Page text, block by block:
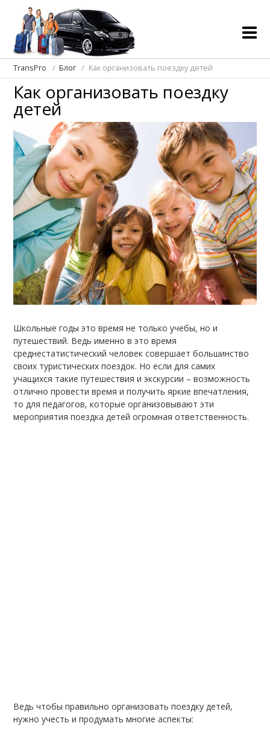
TransPro Блог Как организовать поездку детей
Как организовать поездку
детей
Школьные годы это время не только учебы, но и
путешествий. Ведь именно в это время
среднестатистический человек совершает большинство
своих туристических поездок. Но если для самих
учащихся такие путешествия и экскурсии – возможность
отлично провести время и получить яркие впечатления,
то для педагогов, которые организовывают эти
мероприятия поездка детей огромная ответственность.
Ведь чтобы правильно организовать поездку детей,
нужно учесть и продумать многие аспекты: